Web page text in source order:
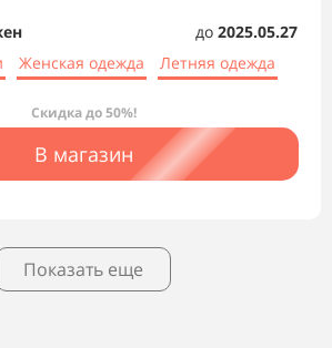
до 2025.05.27
Женская одежда Летняя одежда
Скидка до 50%!
В магазин
Показать еще